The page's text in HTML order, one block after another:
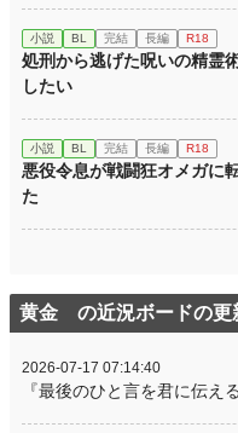
小説 BL 完結 長編 R18
処刑から逃げた呪いの精霊
したい
小説 BL 完結 長編 R18
悪役令息が戦闘狂オメガに
た
黄金 の近況ボードの更
2026-07-17 07:14:40
『最後のひと言を君に伝え